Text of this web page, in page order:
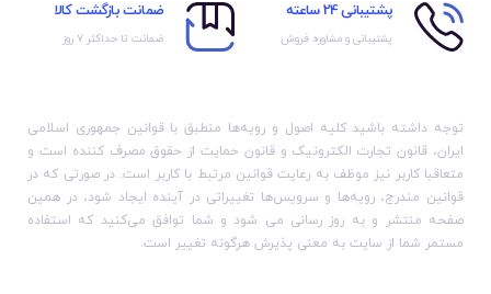
پشتیبانی 24 ساعته
پشتیبانی و مشاوره فروش
ضمانت بازگشت کالا
ضمانت تا حداکثر ۷ روز
توجه داشته باشید کلیه اصول و رویه‏‌ها منطبق با قوانین جمهوری اسلامی
ایران، قانون تجارت الکترونیک و قانون حمایت از حقوق مصرف کننده است و
متعاقبا کاربر نیز موظف به رعایت قوانین مرتبط با کاربر است. در صورتی که در
قوانین مندرج، رویه‏‌ها و سرویس‏‌ها تغییراتی در آینده ایجاد شود، در همین
صفحه منتشر و به روز رسانی می شود و شما توافق می‏‌کنید که استفاده
مستمر شما از سایت به معنی پذیرش هرگونه تغییر است.